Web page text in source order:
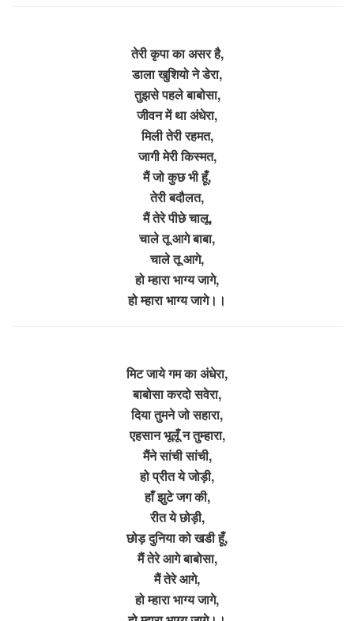
तेरी कृपा का असर है,
डाला खुशियो ने डेरा,
तुझसे पहले बाबोसा,
जीवन में था अंधेरा,
मिली तेरी रहमत,
जागी मेरी किस्मत,
मैं जो कुछ भी हूँ,
तेरी बदौलत,
मैं तेरे पीछे चालू,
चाले तू आगे बाबा,
चाले तू आगे,
हो म्हारा भाग्य जागे,
हो म्हारा भाग्य जागे।।
मिट जाये गम का अंधेरा,
बाबोसा करदो सवेरा,
दिया तुमने जो सहारा,
एहसान भूलूँ न तुम्हारा,
मैंने सांची सांची,
हो प्रीत ये जोड़ी,
हाँ झुटे जग की,
रीत ये छोड़ी,
छोड़ दुनिया को खडी हूँ,
मैं तेरे आगे बाबोसा,
मैं तेरे आगे,
हो म्हारा भाग्य जागे,